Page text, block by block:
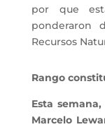
por que
ponderaron
Recursos
Rango
Esta
Marcelo